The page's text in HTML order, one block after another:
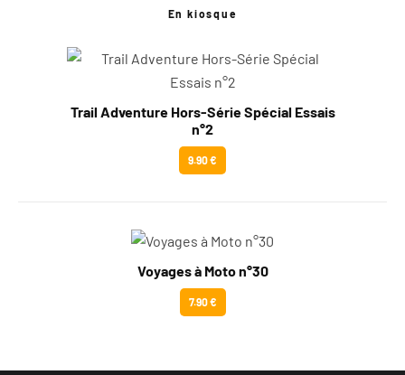
En kiosque
Trail Adventure Hors-Série Spécial Essais
n°2
9.90 €
Voyages à Moto n°30
7.90 €